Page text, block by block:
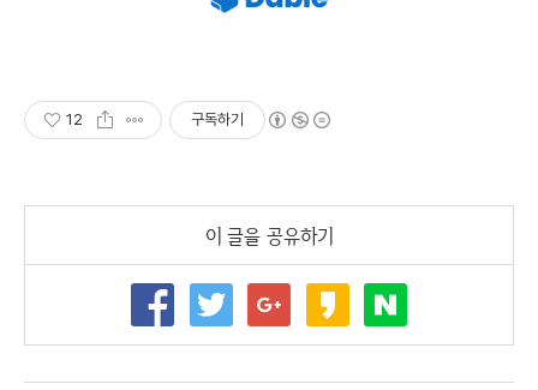
12 구독하기
이 글을 공유하기